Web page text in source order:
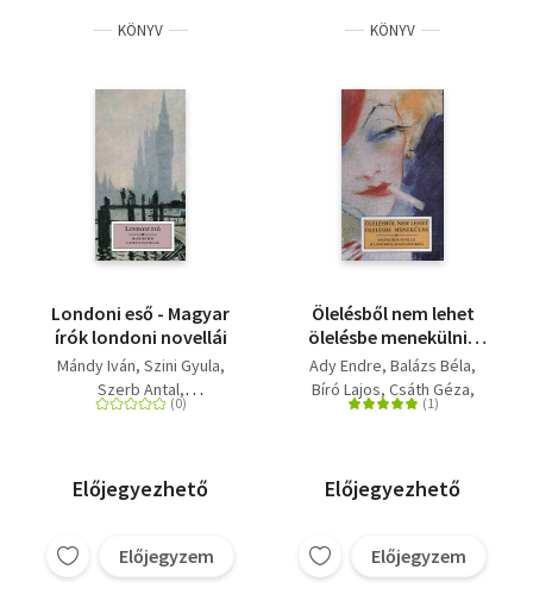
KÖNYV
Londoni eső - Magyar
írók londoni novellái
Mándy Iván Szini Gyula
Szerb Antal
Hunyady Sándor
Karinthy Frigyes
Szomory Dezső
Előjegyezhető
Előjegyzem
KÖNYV
Ölelésből nem lehet
ölelésbe menekülni -
Magyar írók novellái jó
lányokról,
rosszlányokról
Ady Endre Balázs Béla
Bíró Lajos Csáth Géza
Heltai Jenő
Krúdy Gyula Láczkó Géza
Szomory Dezső
Tersánszky Józsi Jenő
Előjegyezhető
Előjegyzem